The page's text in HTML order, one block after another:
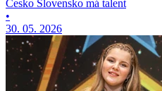
Česko Slovensko má talent
•
30. 05. 2026